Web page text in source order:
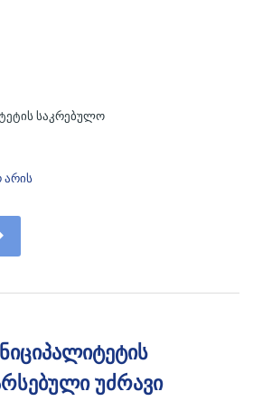
საკრებულო
არის
უძრავი